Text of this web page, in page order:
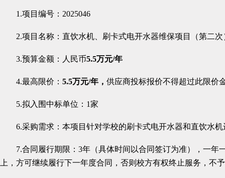
1.项目编号： 2025046
2.项目名称： 直饮水机、刷卡式电开水器维保项目（第二次
3.预算金额： 人民币5.5万元/年
4.最高限价： 5.5万元/年， 供应商投标报价不得超过此限价
5.拟入围中标单位：1家
6.采购需求： 本项目针对学校的刷卡式电开水器和直饮水
7.合同履行期限：3年（具体时间以合同签订为准），一
上，方可继续履行下一年度合同，否则校方有权终止服务，不